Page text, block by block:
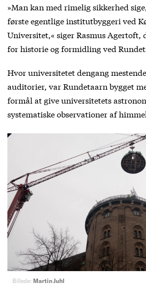
»Man kan med rimelig sikkerhed
første egentlige institutbyggeri ved
Universitet,« siger Rasmus Agertoft,
for historie og formidling ved
Hvor universitetet dengang
auditorier, var Rundetaarn bygget
formål at give universitetets
systematiske observationer af
Billede: Martin Juhl